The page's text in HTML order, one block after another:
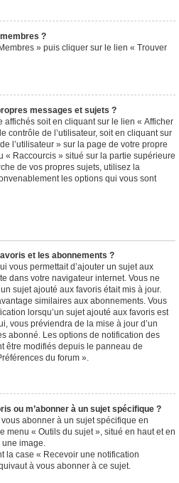
?
» puis cliquer sur le lien « Trouver
messages et sujets ?
affichés soit en cliquant sur le lien « Afficher
contrôle de l’utilisateur, soit en cliquant sur
l’utilisateur » sur la page de votre propre
« Raccourcis » situé sur la partie supérieure
de vos propres sujets, utilisez la
les options qui vous sont
et les abonnements ?
vous permettait d’ajouter un sujet aux
dans votre navigateur internet. Vous ne
sujet ajouté aux favoris était mis à jour.
similaires aux abonnements. Vous
lorsqu’un sujet ajouté aux favoris est
vous préviendra de la mise à jour d’un
abonné. Les options de notification des
être modifiés depuis le panneau de
du forum ».
ou m’abonner à un sujet spécifique ?
abonner à un sujet spécifique en
menu « Outils du sujet », situé en haut et en
une image.
la case « Recevoir une notification
à vous abonner à ce sujet.